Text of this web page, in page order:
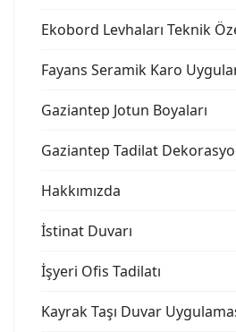
Ekobord Levhaları Teknik
Fayans Seramik Karo
Gaziantep Jotun Boyaları
Gaziantep Tadilat
Hakkımızda
İstinat Duvarı
İşyeri Ofis Tadilatı
Kayrak Taşı Duvar